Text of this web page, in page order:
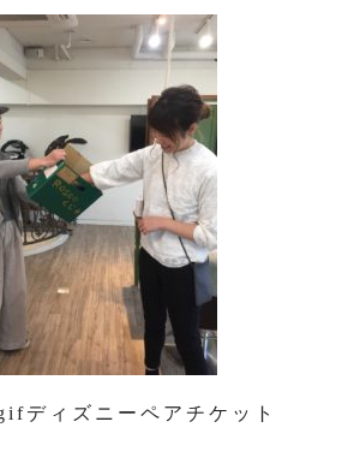
ディズニーペアチケット